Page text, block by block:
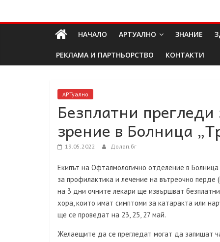
Долап
БГ
пътешествия|
мода|
събития|
кухня|
реклама|
минало|
НАЧАЛО АРТУАЛНО ЗНАНИЕ
РЕКЛАМА И ПАРТНЬОРСТВО КОНТАКТИ
АРТуално
Безплатни
зрение в Болница
19.05.2022 Долап.бг
Екипът на Офталмологично отделение в Болница
за профилактика и лечение на вътреочно перде
на 3 дни очните лекари ще извършват
хора, които имат симптоми за катаракта или
ще се проведат на 23, 25, 27 май.
Желаещите да се прегледат могат да запишат